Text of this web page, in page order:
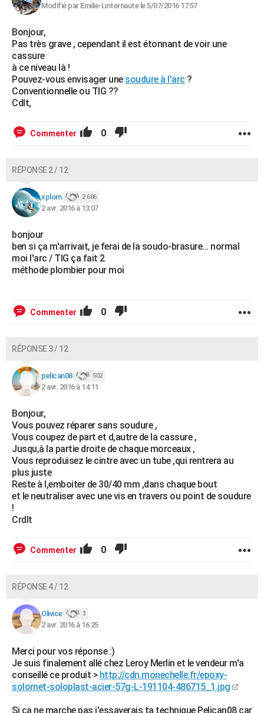
Modifié par Emilie-Linternaute le 5/07/2016 17:57
Bonjour,
Pas très grave , cependant il est étonnant de voir une
cassure
à ce niveau là !
Pouvez-vous envisager une soudure à l'arc ?
Conventionnelle ou TIG ??
Cdlt,
Commenter 0
RÉPONSE 2 / 12
xplom 2 686
2 avr. 2016 à 13:07
bonjour
ben si ça m'arrivait, je ferai de la soudo-brasure... normal
moi l'arc / TIG ça fait 2
méthode plombier pour moi
Commenter 0
RÉPONSE 3 / 12
pelican08 502
2 avr. 2016 à 14:11
Bonjour,
Vous pouvez réparer sans soudure ,
Vous coupez de part et d,autre de la cassure ,
Jusqu,à la partie droite de chaque morceaux ,
Vous reproduisez le cintre avec un tube ,qui rentrera au
plus juste
Reste à l,emboiter de 30/40 mm ,dans chaque bout
et le neutraliser avec une vis en travers ou point de soudure
!
Crdlt
Commenter 0
RÉPONSE 4 / 12
Olivice 3
2 avr. 2016 à 16:25
Merci pour vos réponse :)
Je suis finalement allé chez Leroy Merlin et le vendeur m'a
conseillé ce produit > http://cdn.monechelle.fr/epoxy-
solomet-soloplast-acier-57g-L-191104-486715_1.jpg
Si ça ne marche pas j'essayerais ta technique Pelican08 car